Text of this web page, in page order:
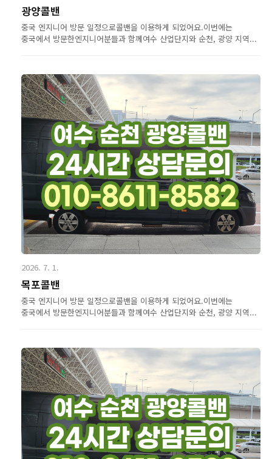
광양콜밴
중국 엔지니어 방문 일정으로콜밴을 이용하게 되었어요.이번에는
중국에서 방문한엔지니어분들과 함께여수 산업단지와 순천, 광양 지역...
2026. 7. 1.
목포콜밴
중국 엔지니어 방문 일정으로콜밴을 이용하게 되었어요.이번에는
중국에서 방문한엔지니어분들과 함께여수 산업단지와 순천, 광양 지역...